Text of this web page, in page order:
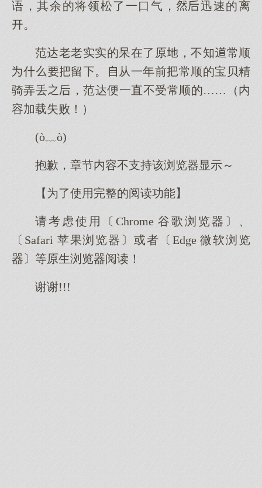
语，其余的将领松了一口气，迅速的离
。
范达老老实实的呆在了原，不知常顺
什留。从一年前常顺的宝贝精
骑弄丢，范达便一直不受常顺的……（内
容加载失败！）
(ò﹏ò)
抱歉，章节内容不支持该浏览器显示～
【为了使用完整的阅读功能】
请考虑使用〔Chrome 谷歌浏览器〕、
〔Safari 苹果浏览器〕或者〔Edge 微软浏览
器〕等原生浏览器阅读！
谢谢!!!